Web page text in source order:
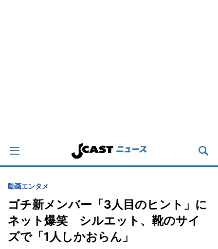
動画エンタメ
ゴチ新メンバー「3人目のヒント」に
ネット爆笑 シルエット、靴のサイ
ズで「1人しかおらん」